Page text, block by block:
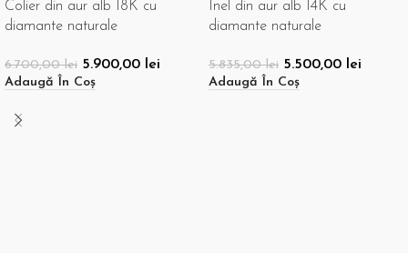
Colier din aur alb 18K cu
diamante naturale
6.700,00lei 5.900,00 lei
Adaugă În Coș
Inel din aur alb 14K cu
diamante naturale
5.835,00lei 5.500,00 lei
Adaugă În Coș